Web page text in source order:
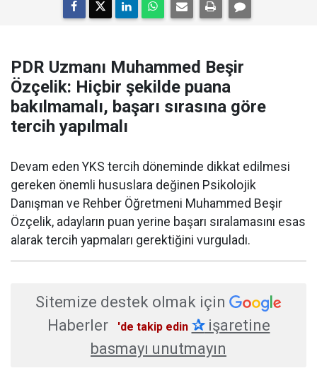
PDR Uzmanı Muhammed Beşir
Özçelik: Hiçbir şekilde puana
bakılmamalı, başarı sırasına göre
tercih yapılmalı
Devam eden YKS tercih döneminde dikkat edilmesi
gereken önemli hususlara değinen Psikolojik
Danışman ve Rehber Öğretmeni Muhammed Beşir
Özçelik, adayların puan yerine başarı sıralamasını esas
alarak tercih yapmaları gerektiğini vurguladı.
Sitemize destek olmak için
Haberler
'de takip edin ✰işaretine
basmayı unutmayın